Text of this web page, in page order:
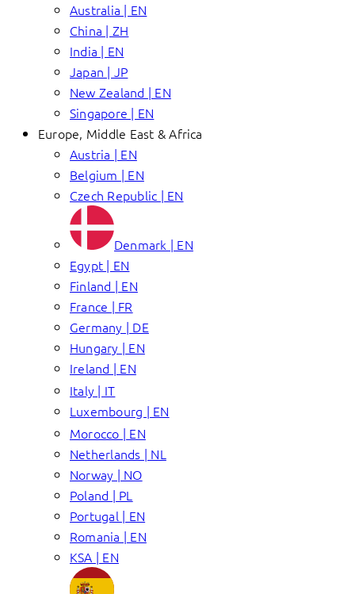
Australia | EN
China | ZH
India | EN
Japan | JP
New Zealand | EN
Singapore | EN
Europe, Middle East & Africa
Austria | EN
Belgium | EN
Czech Republic | EN
Denmark | EN
Egypt | EN
Finland | EN
France | FR
Germany | DE
Hungary | EN
Ireland | EN
Italy | IT
Luxembourg | EN
Morocco | EN
Netherlands | NL
Norway | NO
Poland | PL
Portugal | EN
Romania | EN
KSA | EN